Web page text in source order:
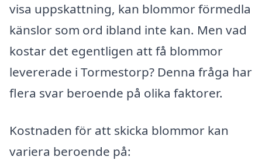
visa uppskattning, kan blommor förmedla
känslor som ord ibland inte kan. Men vad
kostar det egentligen att få blommor
levererade i Tormestorp? Denna fråga har
flera svar beroende på olika faktorer.
Kostnaden för att skicka blommor kan
variera beroende på: